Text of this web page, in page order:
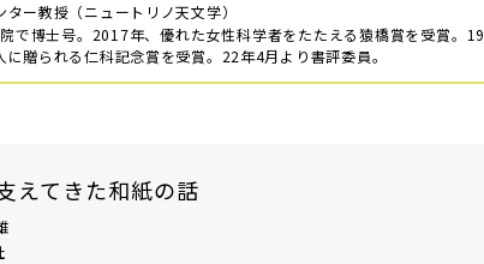
ー教授（ニュートリノ天文学）
で博士号。2017年、優れた女性科学者をたたえる猿橋賞を受賞。19
贈られる仁科記念賞を受賞。22年4月より書評委員。
えてきた和紙の話